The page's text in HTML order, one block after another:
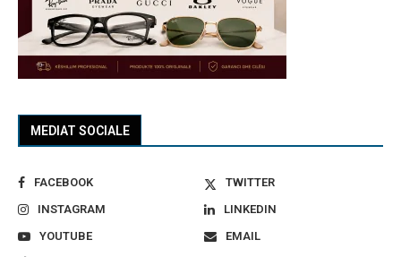
MEDIAT SOCIALE
FACEBOOK
TWITTER
INSTAGRAM
LINKEDIN
YOUTUBE
EMAIL